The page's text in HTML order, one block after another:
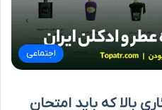
اجتماعی
بالا که باید امتحان